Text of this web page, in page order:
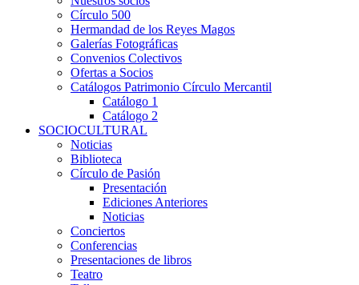
Círculo 500
Hermandad de los Reyes Magos
Galerías Fotográficas
Convenios Colectivos
Ofertas a Socios
Catálogos Patrimonio Círculo Mercantil
Catálogo 1
Catálogo 2
SOCIOCULTURAL
Noticias
Biblioteca
Círculo de Pasión
Presentación
Ediciones Anteriores
Noticias
Conciertos
Conferencias
Presentaciones de libros
Teatro